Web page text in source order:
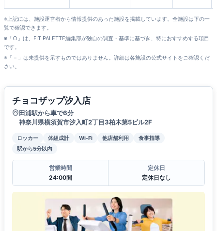
※上記には、施設運営者から情報提供のあった施設を掲載しています。全施設は下の一
覧で確認できます。
※「○」は、FIT PALETTE編集部が独自の調査・基準に基づき、特におすすめする項目
です。
※「－」は未提供を示すものではありません。詳細は各施設の公式サイトをご確認くだ
さい。
チョコザップ汐入店
田浦駅から車で6分
神奈川県横須賀市汐入町2丁目3柏木第5ビル2F
ロッカー 体組成計 Wi-Fi 他店舗利用
食事指導
駅から5分以内
営業時間
24:00間
定休日
定休日なし